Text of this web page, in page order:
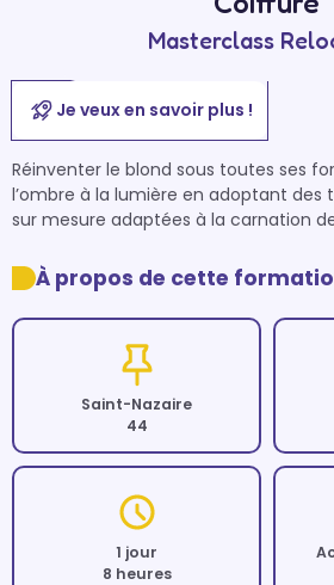
Masterclass
Je veux en savoir plus !
Réinventer le blond sous toutes ses
l’ombre à la lumière en adoptant des
sur mesure adaptées à la carnation
À propos de cette
Saint-Nazaire
44
1 jour
8 heures